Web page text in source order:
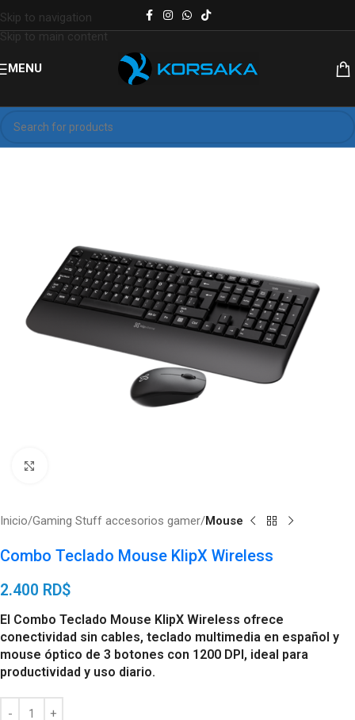
Skip to navigation
Skip to main content
MENU
Inicio Gaming Stuff accesorios gamer Mouse
Combo Teclado Mouse KlipX Wireless
2.400 RD$
El Combo Teclado Mouse KlipX Wireless ofrece
conectividad sin cables, teclado multimedia en español y
mouse óptico de 3 botones con 1200 DPI, ideal para
productividad y uso diario.